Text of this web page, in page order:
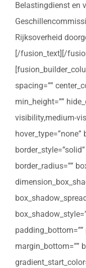
Belastingdienst en
Rijksoverheid
[/fusion_text][/
spacing=””
min_height=””
visibility,medium-
hover_type=”none”
border_radius=””
padding_bottom=””
margin_bottom=””